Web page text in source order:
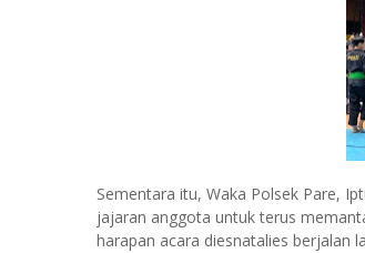
Sementara itu, Waka Polsek Pare,
jajaran anggota untuk terus
harapan acara diesnatalies berjalan